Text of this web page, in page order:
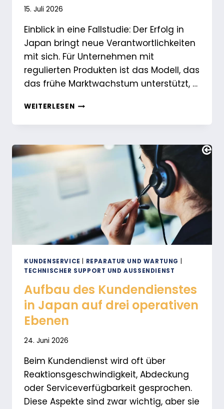
15. Juli 2026
Einblick in eine Fallstudie: Der Erfolg in
Japan bringt neue Verantwortlichkeiten
mit sich. Für Unternehmen mit
regulierten Produkten ist das Modell, das
das frühe Marktwachstum unterstützt, …
WEITERLESENVOM
ZUM
BETRIEB:
ZUGELASSENEN
INFRASTRUKTUR
IN
EIN
WELTWEIT
MEDIZINPRODUKTE-
UND
KOSMETIKUNTERNEHMEN
KUNDENSERVICE REPARATUR UND WARTUNG
TECHNISCHER SUPPORT UND AUSSENDIENST
Aufbau des Kundendienstes
in Japan auf drei operativen
Ebenen
24. Juni 2026
Beim Kundendienst wird oft über
Reaktionsgeschwindigkeit, Abdeckung
oder Serviceverfügbarkeit gesprochen.
Diese Aspekte sind zwar wichtig, aber sie